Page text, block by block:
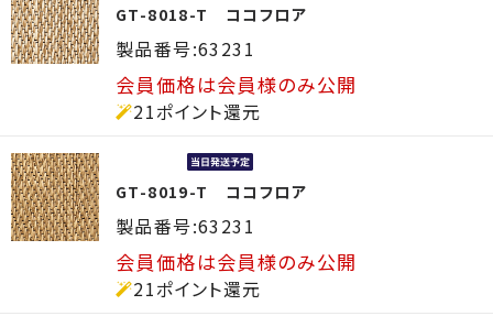
GT-8018-T ココフロア
製品番号:63231
会員価格は会員様のみ公開
21ポイント還元
GT-8019-T ココフロア
製品番号:63231
会員価格は会員様のみ公開
21ポイント還元